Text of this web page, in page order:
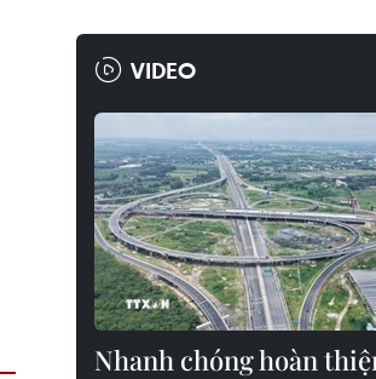
VIDEO
Nhanh chóng hoàn